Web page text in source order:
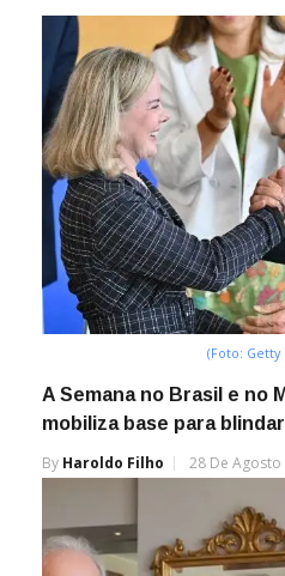
(Foto: Getty
A Semana no Brasil e no
mobiliza base para
By Haroldo Filho 28 De Agosto